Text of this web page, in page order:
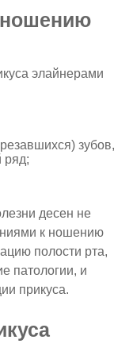
ношению
элайнерами
зубов,
ряд;
десен не
к ношению
полости рта,
патологии, и
прикуса.